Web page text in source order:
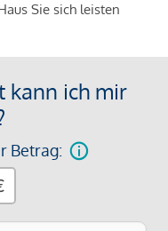
Sie sich leisten
kann ich mir
Betrag: